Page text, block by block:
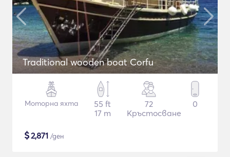
Traditional wooden boat Corfu
Моторна яхта
55 ft
17 m
72
Кръстосване
0
$2,871 /ден